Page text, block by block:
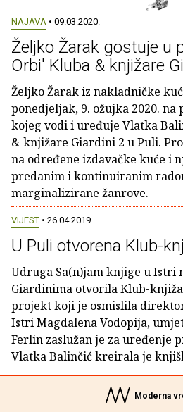
NAJAVA • 09.03.2020.
Željko Žarak gostuje u
Orbi' Kluba & knjižare
Željko Žarak iz nakladničke
ponedjeljak, 9. ožujka 2020.
kojeg vodi i uređuje Vlatka
& knjižare Giardini 2 u Puli.
na određene izdavačke kuće i
predanim i kontinuiranim
marginalizirane žanrove.
VIJEST • 26.04.2019.
U Puli otvorena Klub-
Udruga Sa(n)jam knjige u Istri
Giardinima otvorila Klub-
projekt koji je osmislila
Istri Magdalena Vodopija,
Ferlin zaslužan je za uređenje
Vlatka Balinčić kreirala je
Moderna